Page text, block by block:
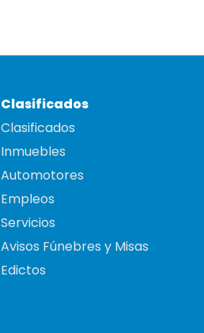
Clasificados
Clasificados
Inmuebles
Automotores
Empleos
Servicios
Avisos Fúnebres y Misas
Edictos